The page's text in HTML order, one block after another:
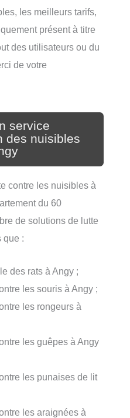
les meilleurs tarifs,
présent à titre
des utilisateurs ou du
de votre
service
des nuisibles
contre les nuisibles à
du 60
de solutions de lutte
que :
des rats à Angy ;
les souris à Angy ;
les rongeurs à
les guêpes à Angy
les punaises de lit
les araignées à